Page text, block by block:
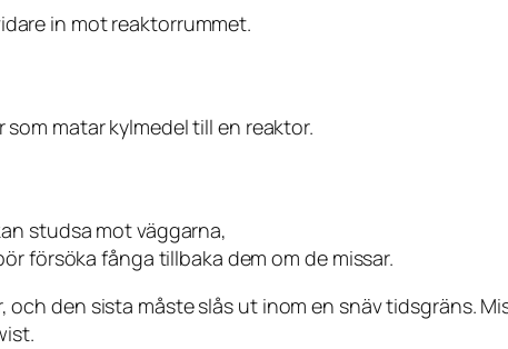
in mot reaktorrummet.
matar kylmedel till en reaktor.
studsa mot väggarna,
försöka fånga tillbaka dem om de missar.
den sista måste slås ut inom en snäv tidsgräns.